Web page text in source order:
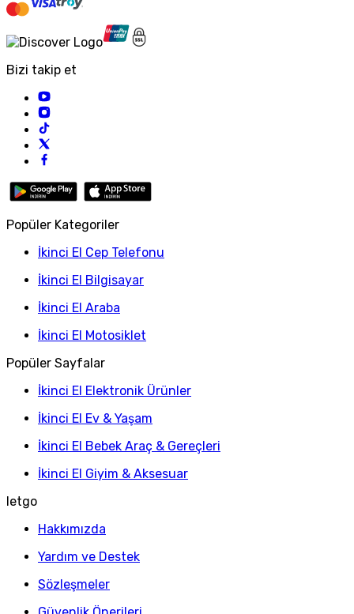
Bizi takip et
Popüler Kategoriler
İkinci El Cep Telefonu
İkinci El Bilgisayar
İkinci El Araba
İkinci El Motosiklet
Popüler Sayfalar
İkinci El Elektronik Ürünler
İkinci El Ev & Yaşam
İkinci El Bebek Araç & Gereçleri
İkinci El Giyim & Aksesuar
letgo
Hakkımızda
Yardım ve Destek
Sözleşmeler